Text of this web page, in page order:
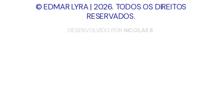
© EDMAR LYRA | 2026. TODOS OS DIREITOS
RESERVADOS.
DESENVOLVIDO POR NICOLAS R.